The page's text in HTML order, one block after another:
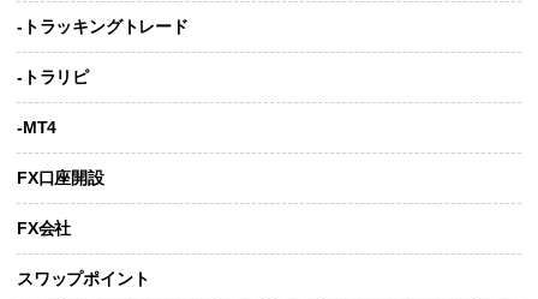
-トラッキングトレード
-トラリピ
-MT4
FX口座開設
FX会社
スワップポイント